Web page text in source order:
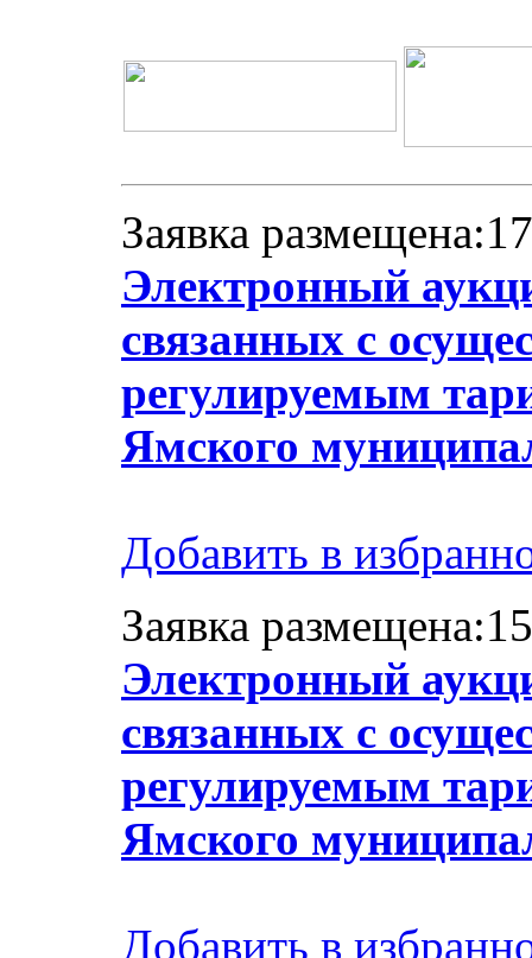
Заявка
Электронный
связанных с
регулируемым
Ямского
Добавить в
Заявка
Электронный
связанных с
регулируемым
Ямского
Добавить в